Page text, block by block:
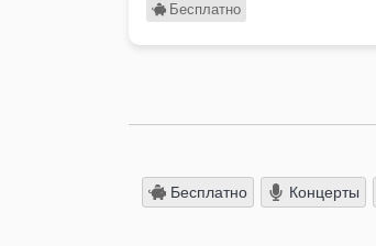
Бесплатно
Бесплатно Концерты